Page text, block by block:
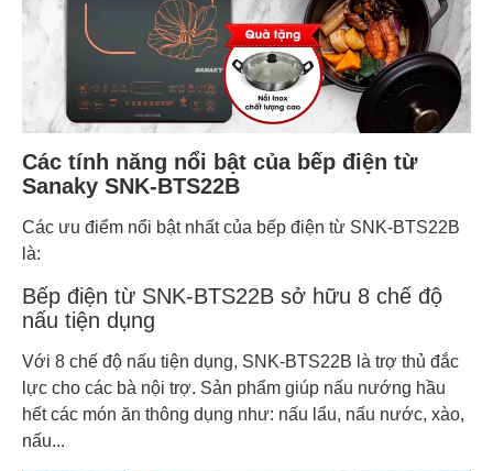
Các tính năng nổi bật của bếp điện từ
Sanaky SNK-BTS22B
Các ưu điểm nổi bật nhất của bếp điện từ SNK-BTS22B
là:
Bếp điện từ SNK-BTS22B sở hữu 8 chế độ
nấu tiện dụng
Với 8 chế độ nấu tiện dụng, SNK-BTS22B là trợ thủ đắc
lực cho các bà nội trợ. Sản phẩm giúp nấu nướng hầu
hết các món ăn thông dụng như: nấu lẩu, nấu nước, xào,
nấu...